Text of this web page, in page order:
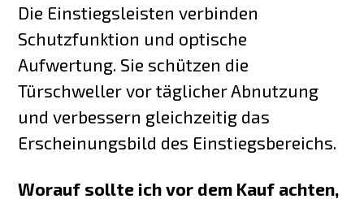
Die Einstiegsleisten verbinden
Schutzfunktion und optische
Aufwertung. Sie schützen die
Türschweller vor täglicher Abnutzung
und verbessern gleichzeitig das
Erscheinungsbild des Einstiegsbereichs.
Worauf sollte ich vor dem Kauf achten,